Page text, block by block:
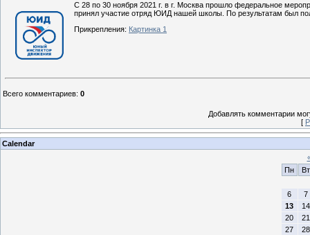
С 28 по 30 ноября 2021 г. в г. Москва прошло федеральное
принял участие отряд ЮИД нашей школы. По результатам был
Прикрепления: Картинка 1
Всего комментариев: 0
Добавлять комментарии
[
Calendar
Пн
Вт
6
7
13
14
20
21
27
28